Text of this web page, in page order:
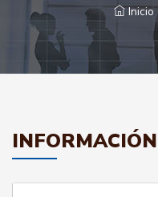
Inicio